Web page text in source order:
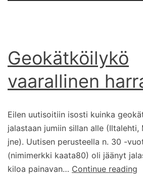
Geokätköilykö
vaarallinen
Eilen uutisoitiin isosti kuinka
jalastaan jumiin sillan alle (Iltalehti,
jne). Uutisen perusteella n. 30 -
(nimimerkki kaata80) oli jäänyt
kiloa painavan… Continue reading